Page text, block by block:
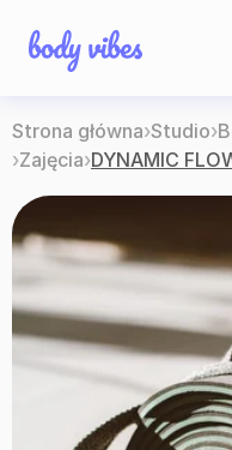
Strona główna›Studio›
›Zajęcia›DYNAMIC